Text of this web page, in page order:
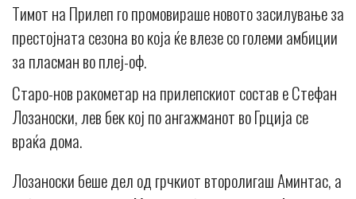
Тимот на Прилеп го промовираше новото засилување за
престојната сезона во која ќе влезе со големи амбиции
за пласман во плеј-оф.
Старо-нов ракометар на прилепскиот состав е Стефан
Лозаноски, лев бек кој по ангажманот во Грција се
враќа дома.
Лозаноски беше дел од грчкиот второлигаш Аминтас, а